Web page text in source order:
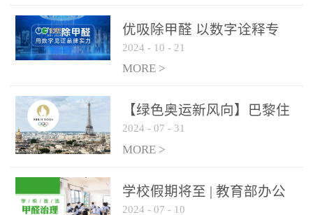
优吸除甲醛 以数字诠释专
业，尽显除醛品牌实力！
2024 - 10 - 21
MORE >
【绿色奥运新风向】巴黎住
宿风波：优吸环保共建健康
绿色家居
2024 - 07 - 31
MORE >
学校假期将至 | 教育部办公
厅关于加强学校新建校舍室
2024 - 07 - 10